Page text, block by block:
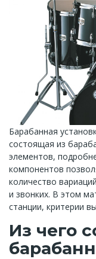
Барабанная
состоящая из
элементов,
компонентов
количество
и звонких. В этом
станции, критерии
Из чего